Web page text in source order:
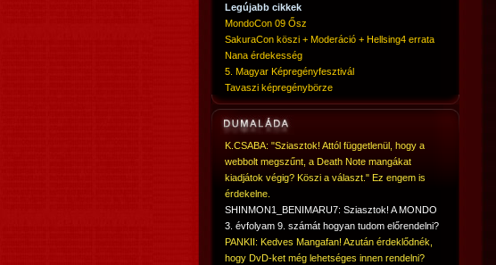
Legújabb cikkek
MondoCon 09 Ősz
SakuraCon köszi + Moderáció + Hellsing4 errata
Nana érdekesség
5. Magyar Képregényfesztivál
Tavaszi képregénybörze
K.CSABA: "Sziasztok! Attól függetlenül, hogy a
webbolt megszűnt, a Death Note mangákat
kiadjátok végig? Köszi a választ." Ez engem is
érdekelne.
SHINMON1_BENIMARU7: Sziasztok! A MONDO
3. évfolyam 9. számát hogyan tudom előrendelni?
PANKII: Kedves Mangafan! Azután érdeklődnék,
hogy DvD-ket még lehetséges innen rendelni?